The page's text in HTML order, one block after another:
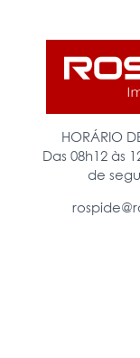
HORÁRIO
Das 08h12 às
de